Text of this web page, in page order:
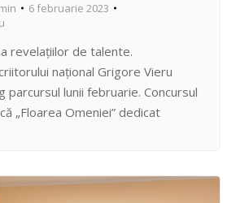
6 februarie 2023
revelațiilor de talente.
național Grigore Vieru
parcursul lunii februarie. Concursul
„Floarea Omeniei” dedicat
Grigore Vieru organizat de
Centru ne-a aliat pe mai
ai Preturii să revenim ca